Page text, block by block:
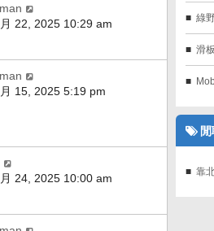
22, 2025 10:29 am
15, 2025 5:19 pm
24, 2025 10:00 am
綠
滑
靠